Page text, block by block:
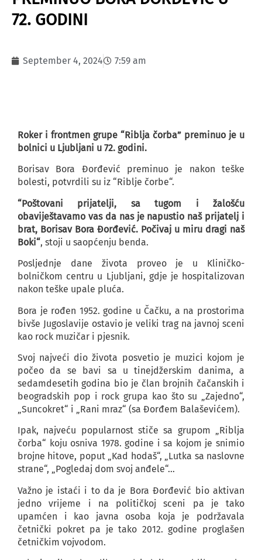
72. GODINI
September 4, 2024 7:59 am
Roker i frontmen grupe “Riblja čorba” preminuo je u
bolnici u Ljubljani u 72. godini.
Borisav Bora Đorđević preminuo je nakon teške
bolesti, potvrdili su iz “Riblje čorbe“.
“Poštovani prijatelji, sa tugom i žalošću
obaviještavamo vas da nas je napustio naš prijatelj i
brat, Borisav Bora Đorđević. Počivaj u miru dragi naš
Boki“, stoji u saopćenju benda.
Posljednje dane života proveo je u Kliničko-
bolničkom centru u Ljubljani, gdje je hospitalizovan
nakon teške upale pluća.
Bora je rođen 1952. godine u Čačku, a na prostorima
bivše Jugoslavije ostavio je veliki trag na javnoj sceni
kao rock muzičar i pjesnik.
Svoj najveći dio života posvetio je muzici kojom je
počeo da se bavi sa u tinejdžerskim danima, a
sedamdesetih godina bio je član brojnih čačanskih i
beogradskih pop i rock grupa kao što su „Zajedno“,
„Suncokret“ i „Rani mraz“ (sa Đorđem Balaševićem).
Ipak, najveću popularnost stiče sa grupom „Riblja
čorba“ koju osniva 1978. godine i sa kojom je snimio
brojne hitove, poput „Kad hodaš“, „Lutka sa naslovne
strane“, „Pogledaj dom svoj anđele“…
Važno je istaći i to da je Bora Đorđević bio aktivan
jedno vrijeme i na političkoj sceni pa je tako
upamćen i kao javna osoba koja je podržavala
četnički pokret pa je tako 2012. godine proglašen
četničkim vojvodom.